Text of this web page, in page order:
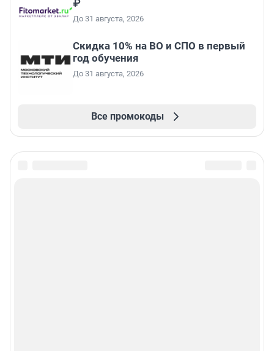
₽
До 31 августа, 2026
Скидка 10% на ВО и СПО в первый
год обучения
До 31 августа, 2026
Все промокоды